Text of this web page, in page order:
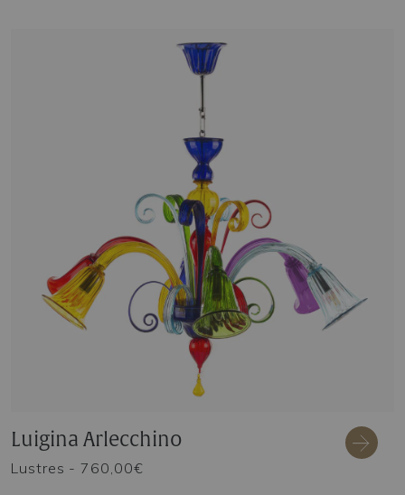
Luigina Arlecchino
Lustres - 760,00€